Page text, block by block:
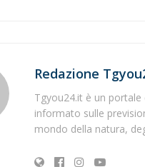
Redazione
Tgyou24.it è un
informato sulle
mondo della natura,